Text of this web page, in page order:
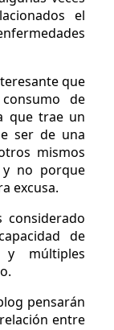
el
que
de
que trae un
ser de una
mismos
no porque
excusa.
considerado
de
y múltiples
pensarán
entre